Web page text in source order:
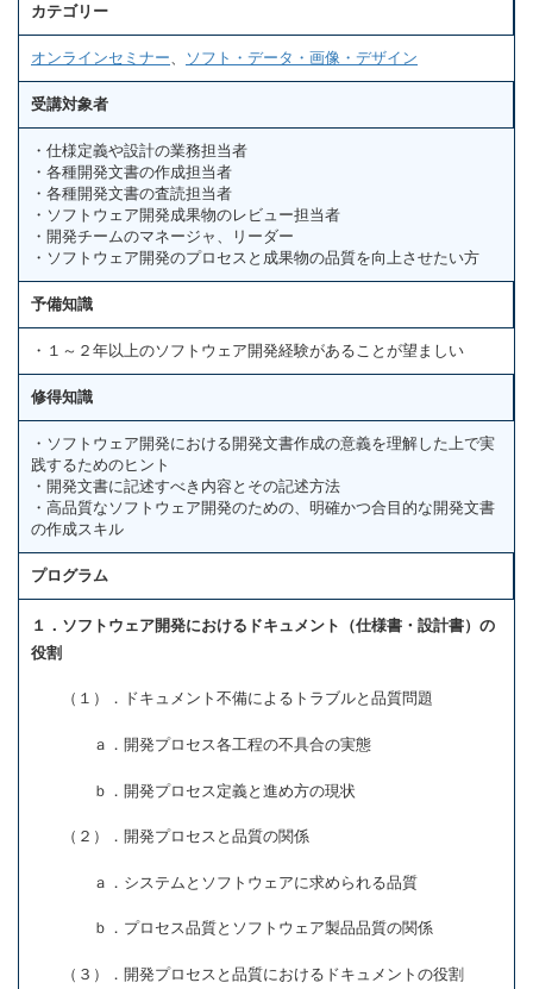
カテゴリー
オンラインセミナー ソフト・データ・画像・デザイン
受講対象者
・仕様定義や設計の業務担当者
・各種開発文書の作成担当者
・各種開発文書の査読担当者
・ソフトウェア開発成果物のレビュー担当者
・開発チームのマネージャ、リーダー
・ソフトウェア開発のプロセスと成果物の品質を向上させたい方
予備知識
・１～２年以上のソフトウェア開発経験があることが望ましい
修得知識
・ソフトウェア開発における開発文書作成の意義を理解した上で実
践するためのヒント
・開発文書に記述すべき内容とその記述方法
・高品質なソフトウェア開発のための、明確かつ合目的な開発文書
の作成スキル
プログラム
１．ソフトウェア開発におけるドキュメント（仕様書・設計書）の
役割
（１）．ドキュメント不備によるトラブルと品質問題
ａ．開発プロセス各工程の不具合の実態
ｂ．開発プロセス定義と進め方の現状
（２）．開発プロセスと品質の関係
ａ．システムとソフトウェアに求められる品質
ｂ．プロセス品質とソフトウェア製品品質の関係
（３）．開発プロセスと品質におけるドキュメントの役割